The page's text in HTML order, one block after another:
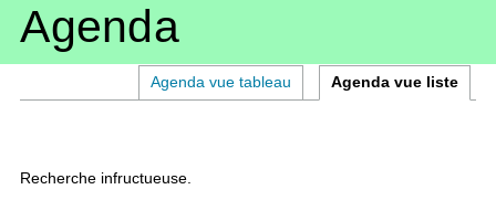
Agenda
Agenda vue tableau Agenda vue liste
Recherche infructueuse.